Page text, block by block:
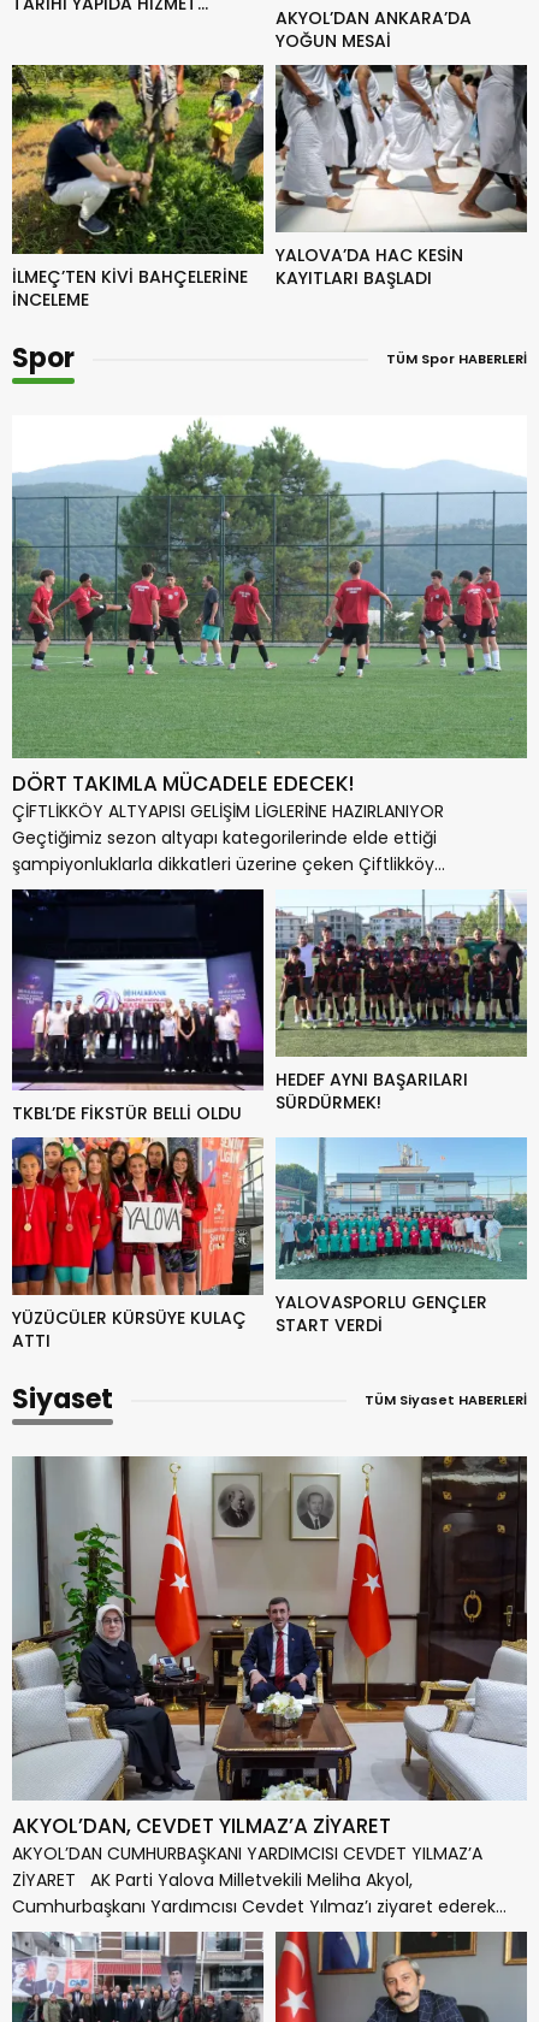
AKYOL’DAN ANKARA’DA
YOĞUN MESAİ
İLMEÇ’TEN KİVİ BAHÇELERİNE
İNCELEME
YALOVA’DA HAC KESİN
KAYITLARI BAŞLADI
Spor TÜM Spor HABERLERİ
DÖRT TAKIMLA MÜCADELE EDECEK!
ÇİFTLİKKÖY ALTYAPISI GELİŞİM LİGLERİNE HAZIRLANIYOR
Geçtiğimiz sezon altyapı kategorilerinde elde ettiği
şampiyonluklarla dikkatleri üzerine çeken Çiftlikköy
Belediyespor, yeni sezonda çıtayı...
TKBL’DE FİKSTÜR BELLİ OLDU
HEDEF AYNI BAŞARILARI
SÜRDÜRMEK!
YÜZÜCÜLER KÜRSÜYE KULAÇ
ATTI
YALOVASPORLU GENÇLER
START VERDİ
Siyaset TÜM Siyaset HABERLERİ
AKYOL’DAN, CEVDET YILMAZ’A ZİYARET
AKYOL’DAN CUMHURBAŞKANI YARDIMCISI CEVDET YILMAZ’A
ZİYARET AK Parti Yalova Milletvekili Meliha Akyol,
Cumhurbaşkanı Yardımcısı Cevdet Yılmaz’ı ziyaret ederek
ülke...